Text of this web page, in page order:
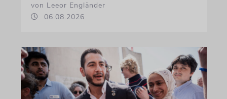
von Leeor Engländer
06.08.2026